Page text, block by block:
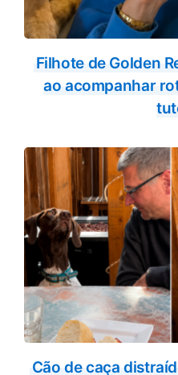
Filhote de Golden
ao acompanhar
Cão de caça